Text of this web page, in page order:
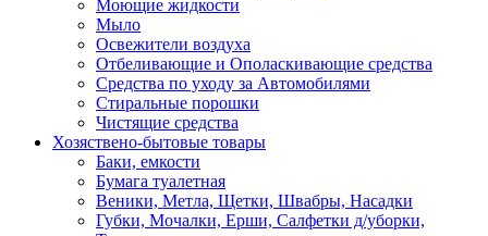
Моющие жидкости
Мыло
Освежители воздуха
Отбеливающие и Ополаскивающие средства
Средства по уходу за Автомобилями
Стиральные порошки
Чистящие средства
Хозяствено-бытовые товары
Баки, емкости
Бумага туалетная
Веники, Метла, Щетки, Швабры, Насадки
Губки, Мочалки, Ерши, Салфетки д/уборки,